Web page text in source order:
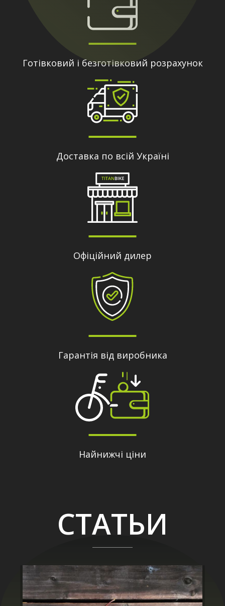
Готівковий і безготівковий розрахунок
Доставка по всій Україні
Офіційний дилер
Гарантія від виробника
Найнижчі ціни
СТАТЬИ